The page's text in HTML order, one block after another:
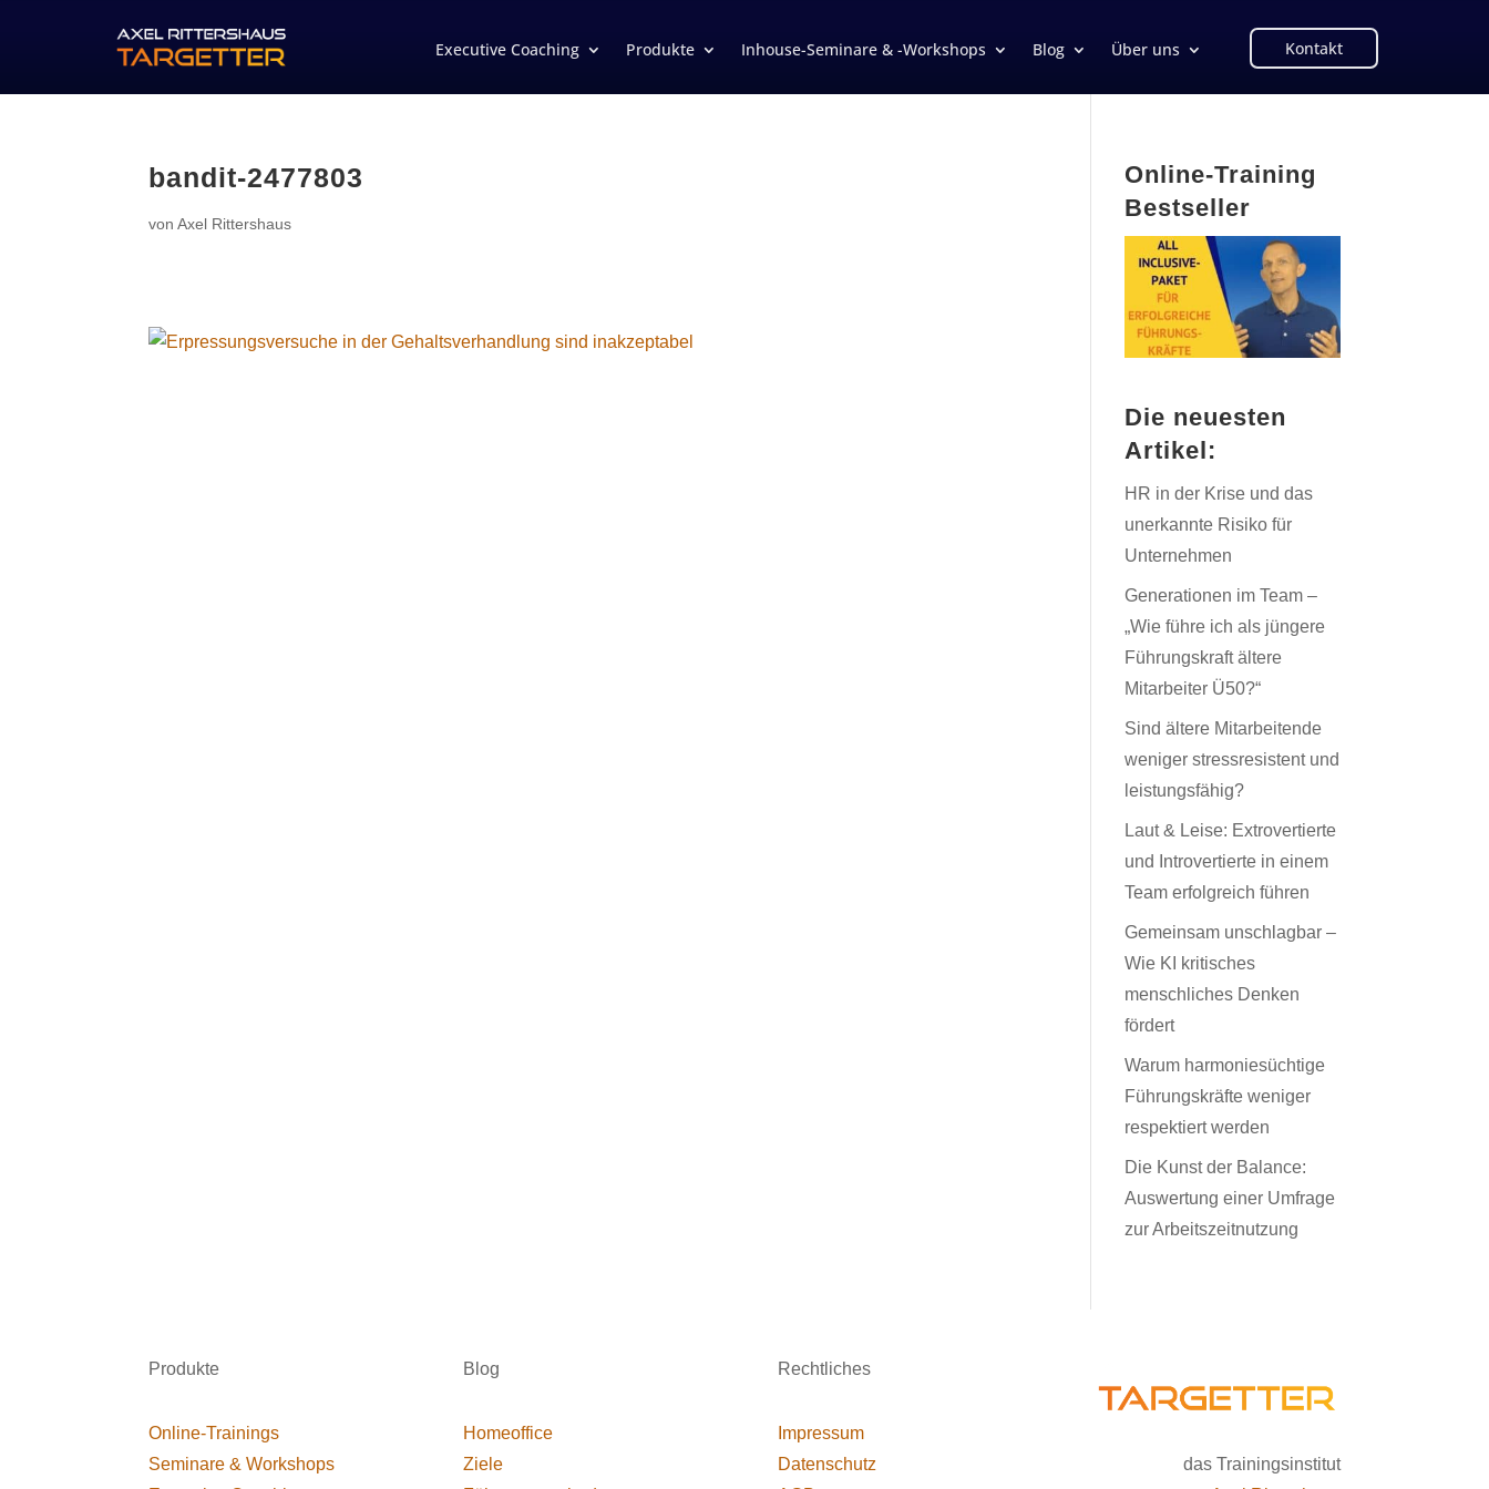
Executive Coaching Produkte Inhouse-Seminare & -Workshops Blog Über uns Kontakt
bandit-2477803
vonAxel Rittershaus
Online-Training
Bestseller
Die neuesten
Artikel:
HR in der Krise und das
unerkannte Risiko für
Unternehmen
Generationen im Team –
„Wie führe ich als jüngere
Führungskraft ältere
Mitarbeiter Ü50?“
Sind ältere Mitarbeitende
weniger stressresistent und
leistungsfähig?
Laut & Leise: Extrovertierte
und Introvertierte in einem
Team erfolgreich führen
Gemeinsam unschlagbar –
Wie KI kritisches
menschliches Denken
fördert
Warum harmoniesüchtige
Führungskräfte weniger
respektiert werden
Die Kunst der Balance:
Auswertung einer Umfrage
zur Arbeitszeitnutzung
Produkte
Online-Trainings
Seminare & Workshops
Blog
Homeoffice
Ziele
Rechtliches
Impressum
Datenschutz
das Trainingsinstitut